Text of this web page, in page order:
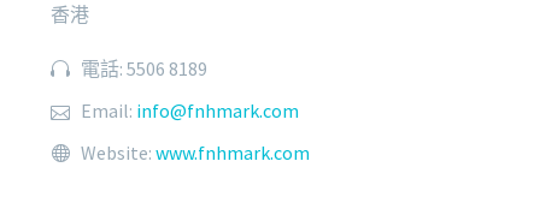
香港
電話: 5506 8189
Email: info@fnhmark.com
Website: www.fnhmark.com